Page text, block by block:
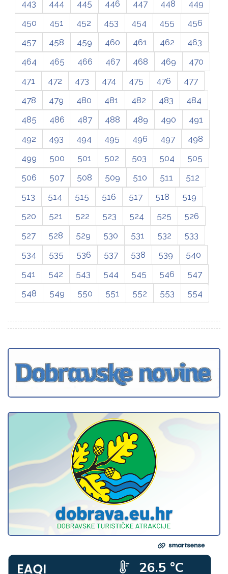
443 444 445 446 447 448
449
450
451 452 453 454 455
456
457
458 459 460 461 462
463
464
465 466 467 468 469
470
471
472 473 474 475 476
477
478
479 480 481 482 483
484
485
486 487 488 489 490
491
492
493 494 495 496 497
498
499
500 501 502 503 504
505
506
507 508 509 510 511
512
513
514 515 516 517 518
519
520
521 522 523 524 525
526
527
528 529 530 531 532
533
534
535 536 537 538 539
540
541
542 543 544 545 546
547
548
549 550 551 552 553 554